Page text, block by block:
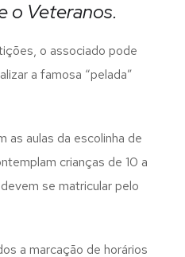
o Veteranos.
o associado pode
a famosa “pelada”
as aulas da escolinha de
crianças de 10 a
se matricular pelo
a marcação de horários